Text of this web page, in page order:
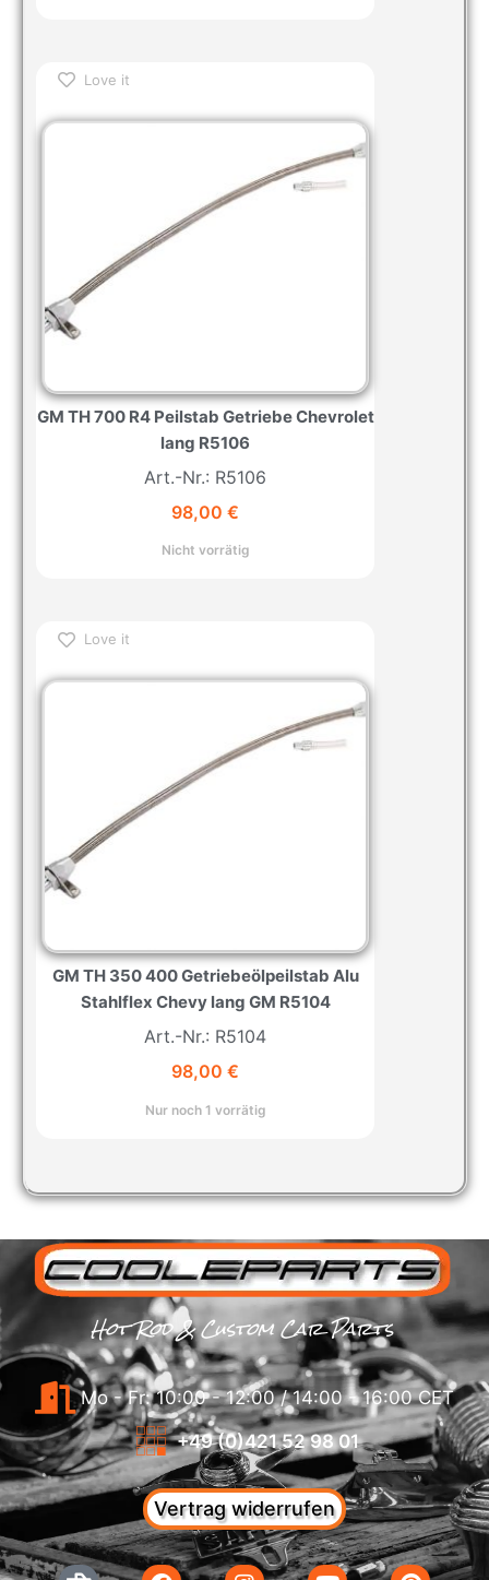
Love it
GM TH 700 R4 Peilstab Getriebe Chevrolet
lang R5106
Art.-Nr.: R5106
98,00 €
Nicht vorrätig
Love it
GM TH 350 400 Getriebeölpeilstab Alu
Stahlflex Chevy lang GM R5104
Art.-Nr.: R5104
98,00 €
Nur noch 1 vorrätig
Hot Rod & Custom Car Parts
Mo - Fr: 10:00 - 12:00 / 14:00 - 16:00 CET
+49 (0)421 52 98 01
Vertrag widerrufen